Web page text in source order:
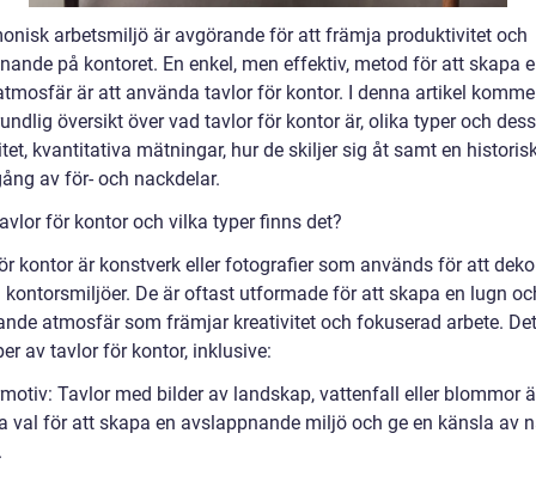
arbetsmiljö är avgörande för att främja produktivitet och
på kontoret. En enkel, men effektiv, metod för att skapa
är att använda tavlor för kontor. I denna artikel
översikt över vad tavlor för kontor är, olika typer och dess
kvantitativa mätningar, hur de skiljer sig åt samt en
av för- och nackdelar.
för kontor och vilka typer finns det?
kontor är konstverk eller fotografier som används för att
kontorsmiljöer. De är oftast utformade för att skapa en lugn
atmosfär som främjar kreativitet och fokuserad arbete.
av tavlor för kontor, inklusive:
Tavlor med bilder av landskap, vattenfall eller blommor
val för att skapa en avslappnande miljö och ge en känsla av